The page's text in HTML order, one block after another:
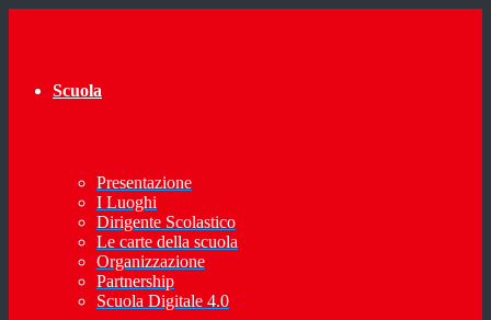
Scuola
Presentazione
I Luoghi
Dirigente Scolastico
Le carte della scuola
Organizzazione
Partnership
Scuola Digitale 4.0